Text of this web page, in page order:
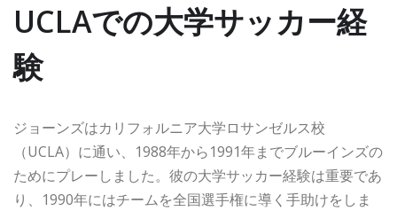
UCLAでの大学サッカー経
験
ジョーンズはカリフォルニア大学ロサンゼルス校
（UCLA）に通い、1988年から1991年までブルーインズの
ためにプレーしました。彼の大学サッカー経験は重要であ
り、1990年にはチームを全国選手権に導く手助けをしま